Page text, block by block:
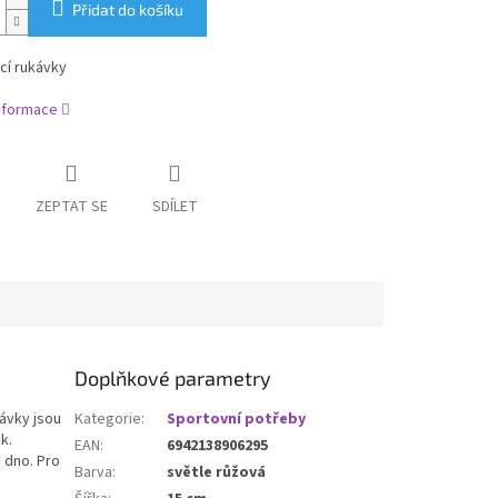
Přidat do košíku
rukávky
ZEPTAT SE SDÍLET
jsou
Pro
Doplňkové parametry
Kategorie:
Sportovní potřeby
EAN:
6942138906295
Barva:
světle růžová